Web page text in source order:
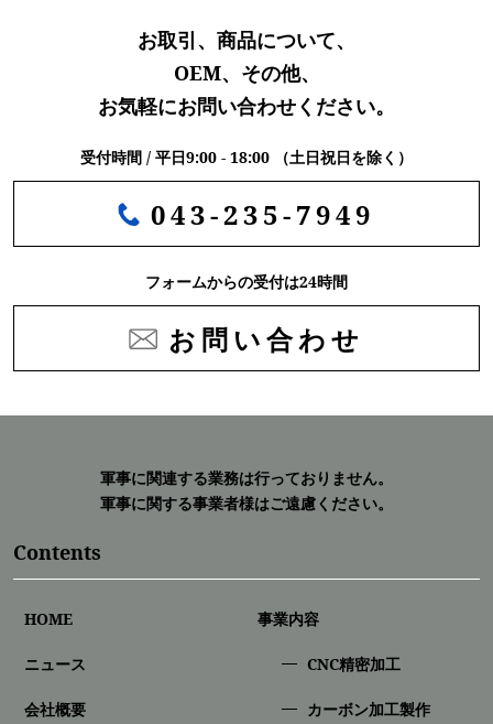
お取引、商品について、
OEM、その他、
お気軽にお問い合わせください。
受付時間 / 平日9:00 - 18:00 （土日祝日を除く）
043-235-7949
フォームからの受付は24時間
お問い合わせ
軍事に関連する業務は行っておりません。
軍事に関する事業者様はご遠慮ください。
Contents
HOME
ニュース
会社概要
事業内容
CNC精密加⼯
カーボン加工製作